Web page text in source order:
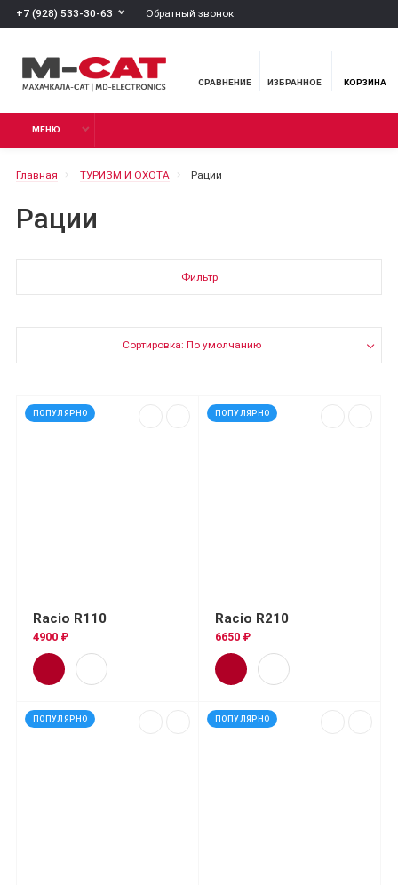
+7 (928) 533-30-63 Обратный звонок
СРАВНЕНИЕ ИЗБРАННОЕ КОРЗИНА
МЕНЮ
Главная ТУРИЗМ И ОХОТА Рации
Рации
Фильтр
Сортировка: По умолчанию
ПОПУЛЯРНО
Racio R110
4900 ₽
ПОПУЛЯРНО
Racio R210
6650 ₽
ПОПУЛЯРНО ПОПУЛЯРНО